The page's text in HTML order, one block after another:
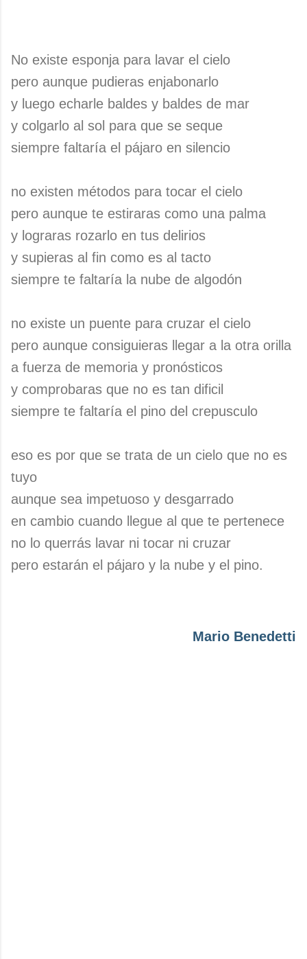
No existe esponja para lavar el cielo
pero aunque pudieras enjabonarlo
y luego echarle baldes y baldes de mar
y colgarlo al sol para que se seque
siempre faltaría el pájaro en silencio
no existen métodos para tocar el cielo
pero aunque te estiraras como una palma
y lograras rozarlo en tus delirios
y supieras al fin como es al tacto
siempre te faltaría la nube de algodón
no existe un puente para cruzar el cielo
pero aunque consiguieras llegar a la otra orilla
a fuerza de memoria y pronósticos
y comprobaras que no es tan dificil
siempre te faltaría el pino del crepusculo
eso es por que se trata de un cielo que no es
tuyo
aunque sea impetuoso y desgarrado
en cambio cuando llegue al que te pertenece
no lo querrás lavar ni tocar ni cruzar
pero estarán el pájaro y la nube y el pino.
Mario Benedetti